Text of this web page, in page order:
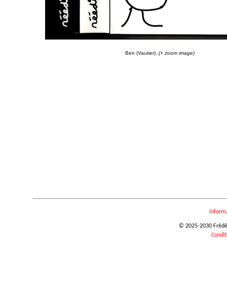
Ben (Vautier). (+ zoom image)
© 2025-2030